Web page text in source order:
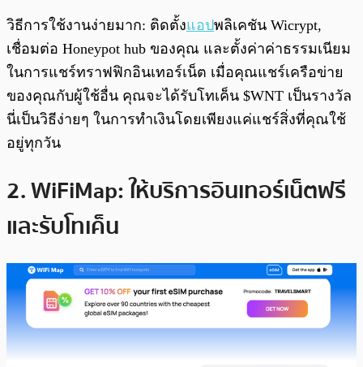
วิธีการใช้งานง่ายมาก: ติดตั้งแอปพลิเคชัน Wicrypt,
เชื่อมต่อ Honeypot hub ของคุณ และตั้งค่าค่าธรรมเนียม
ในการแชร์ทราฟฟิกอินเทอร์เน็ต เมื่อคุณแชร์เครือข่าย
ของคุณกับผู้ใช้อื่น คุณจะได้รับโทเค็น $WNT เป็นรางวัล
นี่เป็นวิธีง่ายๆ ในการทำเงินโดยเพียงแค่แชร์สิ่งที่คุณใช้
อยู่ทุกวัน
2. WiFiMap: ให้บริการอินเทอร์เน็ตฟรี
และรับโทเค็น